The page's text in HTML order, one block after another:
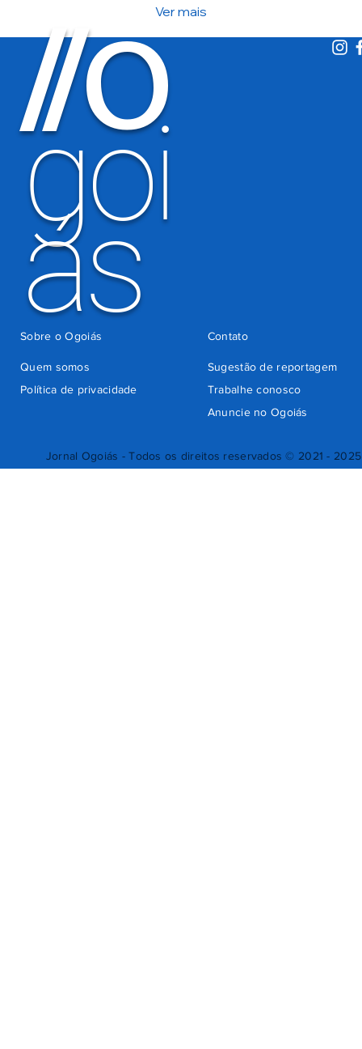
integrais de escolas privadas, com idades
Ver mais
Jornal Ogoiás - Todos os direitos reservados © 2021 - 2025
//O
goi
ás
Quem somos
Sugestão de reportagem
Trabalhe conosco
Política de privacidade
Anuncie no Ogoiás
Contato
Sobre o Ogoiás